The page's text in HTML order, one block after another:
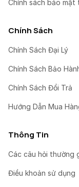
Chính sách bảo mật
Chính Sách
Chính Sách Đại Lý
Chính Sách Bảo
Chính Sách Đổi Trả
Hướng Dẫn Mua
Thông Tin
Các câu hỏi thường
Điều khoản sử dụng